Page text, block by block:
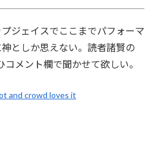
ジェイスでここまでパフォーマ
としか思えない。読者諸賢の
メント欄で聞かせて欲しい。
and crowd loves it